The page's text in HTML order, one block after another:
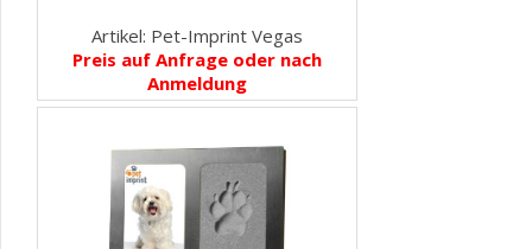
Artikel: Pet-Imprint Vegas
Preis auf Anfrage oder nach
Anmeldung